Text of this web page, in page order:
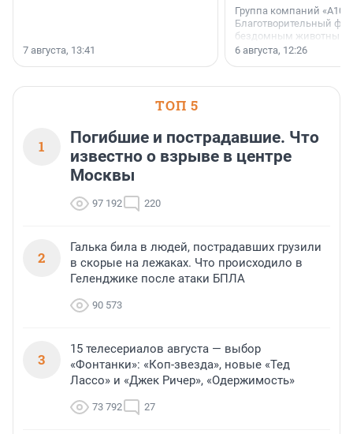
7 августа, 13:41
Группа компаний
Благотворительный
бездомным животным
заключили соглашение
6 августа, 12:26
ТОП 5
1
Погибшие и пострадавшие. Что
известно о взрыве в центре
Москвы
97 192 220
2
Галька била в людей, пострадавших грузили
в скорые на лежаках. Что происходило в
Геленджике после атаки БПЛА
90 573
3
15 телесериалов августа — выбор
«Фонтанки»: «Коп-звезда», новые «Тед
Лассо» и «Джек Ричер», «Одержимость»
73 792 27